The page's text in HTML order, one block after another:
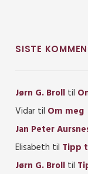
SISTE
Jørn G. Broll til
Vidar til Om meg
Jan Peter
Elisabeth til Tipp
Jørn G. Broll til